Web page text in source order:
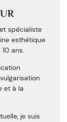
spécialiste
esthétique
ans.
et à la
je suis